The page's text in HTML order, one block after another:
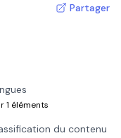
Partager
1 éléments
du contenu